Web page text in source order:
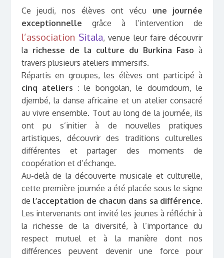
Ce jeudi, nos élèves ont vécu une journée
exceptionnelle grâce à l’intervention de
l’association Sitala, venue leur faire découvrir
la richesse de la culture du Burkina Faso à
travers plusieurs ateliers immersifs.
Répartis en groupes, les élèves ont participé à
cinq ateliers : le bongolan, le doumdoum, le
djembé, la danse africaine et un atelier consacré
au vivre ensemble. Tout au long de la journée, ils
ont pu s’initier à de nouvelles pratiques
artistiques, découvrir des traditions culturelles
différentes et partager des moments de
coopération et d’échange.
Au-delà de la découverte musicale et culturelle,
cette première journée a été placée sous le signe
de l’acceptation de chacun dans sa différence.
Les intervenants ont invité les jeunes à réfléchir à
la richesse de la diversité, à l’importance du
respect mutuel et à la manière dont nos
différences peuvent devenir une force pour